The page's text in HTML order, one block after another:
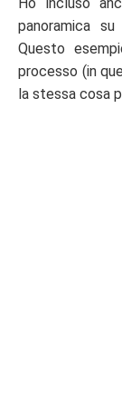
panoramica
Questo
processo (in
la stessa cosa